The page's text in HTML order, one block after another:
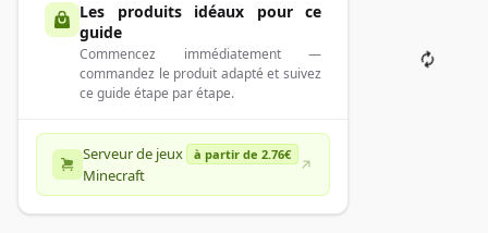
Les produits idéaux pour ce
guide
Commencez immédiatement —
commandez le produit adapté et suivez
ce guide étape par étape.
Serveur de jeux
Minecraft
à partir de 2.76€